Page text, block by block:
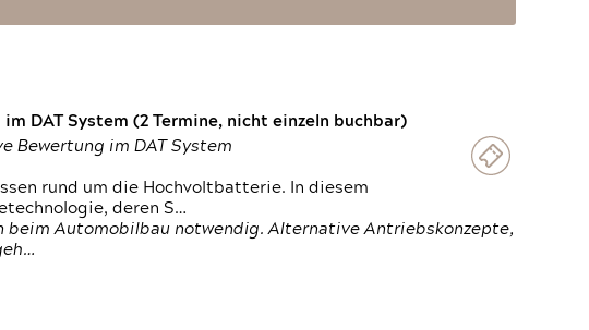
DAT System (2 Termine, nicht einzeln buchbar)
Bewertung im DAT System
rund um die Hochvoltbatterie. In diesem
deren S…
beim Automobilbau notwendig. Alternative Antriebskonzepte,